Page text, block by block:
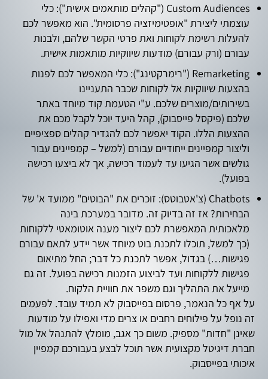
Custom Audiences ("קהלים מותאמים אישית"): כלי
עוצמתי ליצירת "אופטימיזציה פרסומית". הוא מאפשר לכם
להעלות רשימת לקוחות ואת פרטי הקשר שלהם, ולבנות
עבורם (ורק עבורם) מודעות שיווקיות מותאמות אישית.
Remarketing ("רימרקטינג"): כלי המאפשר לכם לפנות
בהצעות שיווקיות אל לקוחות שכבר התעניינו
בשירותים/מוצרים שלכם. ע"י הטעמת קוד מיוחד באתר
שלכם (פיקסל פייסבוק), קהל היעד יוכל לקבל מכם את
ההצעות הללו. הקוד יאפשר לכם להגדיר קהלים ספציפיים
וליצור קמפיינים ייחודיים עבורם (למשל – קמפיינים עבור
גולשים אשר הגיעו עד לעמוד רכישה, אך לא ביצעו רכישה
בפועל).
Chatbots (צ'אטבוטס): זוכרים את "הבוטים" ממועד א' של
הבחירות? אז זה בדיוק זה. מדובר במערכת בינה
מלאכותית המאפשרת לכם ליצור מענה אוטומאטי ללקוחות
(כך למשל, תוכלו לתכנת בוט מיוחד אשר יידע לתאם עבורם
פגישות…) בגדול, אפשר לתכנת כל דבר; החל מתיאום
פגישות ללקוחות ועד לביצוע הזמנות רכישה בפועל. זה גם
מייעל את התהליך וגם משפר את חוויית הלקוח.
על אף כל הנאמר, פרסום בפייסבוק לא תמיד עובד. לפעמים
זה נופל על פילוחים רחבים או צרים מדי ואפילו על מודעות
שאינן "חדות" מספיק. משום כך אגב, מומלץ להתנהל אל מול
חברת דיגיטל מקצועית אשר תוכל לבצע בעבורכם קמפיין
איכותי בפייסבוק.